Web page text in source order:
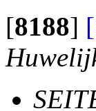
[8188]